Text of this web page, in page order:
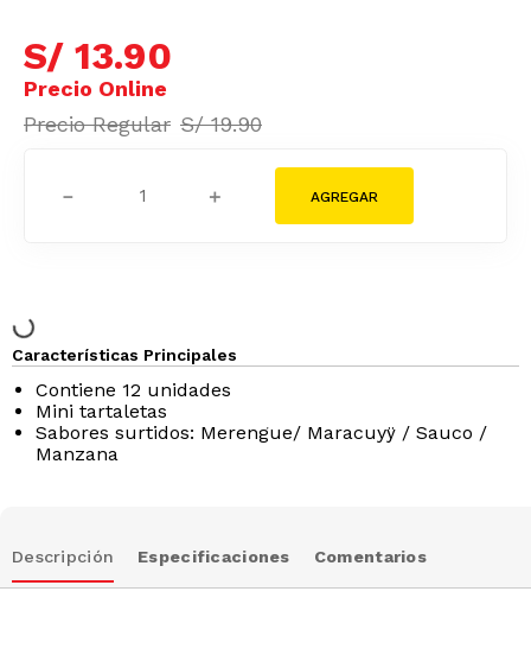
S/ 13.90
S/ 19.90
＋
－
Características Principales
Contiene 12 unidades
Mini tartaletas
Sabores surtidos: Merengue/ Maracuyÿ / Sauco /
Manzana
Descripción Especificaciones Comentarios